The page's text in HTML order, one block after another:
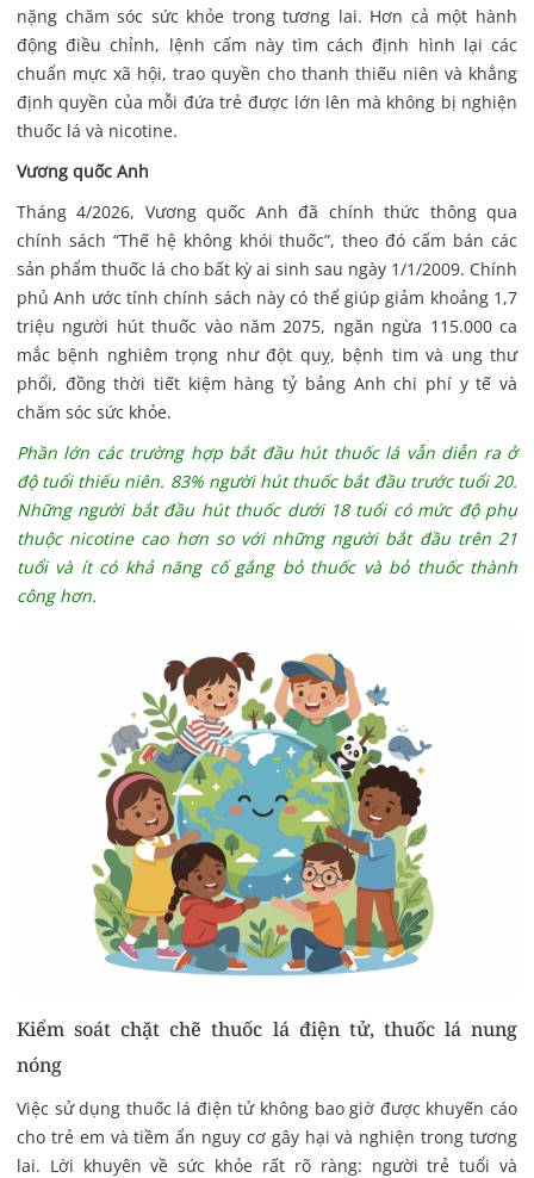
nặng chăm sóc sức khỏe trong tương lai. Hơn cả một hành
động điều chỉnh, lệnh cấm này tìm cách định hình lại các
chuẩn mực xã hội, trao quyền cho thanh thiếu niên và khẳng
định quyền của mỗi đứa trẻ được lớn lên mà không bị nghiện
thuốc lá và nicotine.
Vương quốc Anh
Tháng 4/2026, Vương quốc Anh đã chính thức thông qua
chính sách “Thế hệ không khói thuốc”, theo đó cấm bán các
sản phẩm thuốc lá cho bất kỳ ai sinh sau ngày 1/1/2009. Chính
phủ Anh ước tính chính sách này có thể giúp giảm khoảng 1,7
triệu người hút thuốc vào năm 2075, ngăn ngừa 115.000 ca
mắc bệnh nghiêm trọng như đột quỵ, bệnh tim và ung thư
phổi, đồng thời tiết kiệm hàng tỷ bảng Anh chi phí y tế và
chăm sóc sức khỏe.
Phần lớn các trường hợp bắt đầu hút thuốc lá vẫn diễn ra ở
độ tuổi thiếu niên. 83% người hút thuốc bắt đầu trước tuổi 20.
Những người bắt đầu hút thuốc dưới 18 tuổi có mức độ phụ
thuộc nicotine cao hơn so với những người bắt đầu trên 21
tuổi và ít có khả năng cố gắng bỏ thuốc và bỏ thuốc thành
công hơn.
Kiểm soát chặt chẽ thuốc lá điện tử, thuốc lá nung
nóng
Việc sử dụng thuốc lá điện tử không bao giờ được khuyến cáo
cho trẻ em và tiềm ẩn nguy cơ gây hại và nghiện trong tương
lai. Lời khuyên về sức khỏe rất rõ ràng: người trẻ tuổi và